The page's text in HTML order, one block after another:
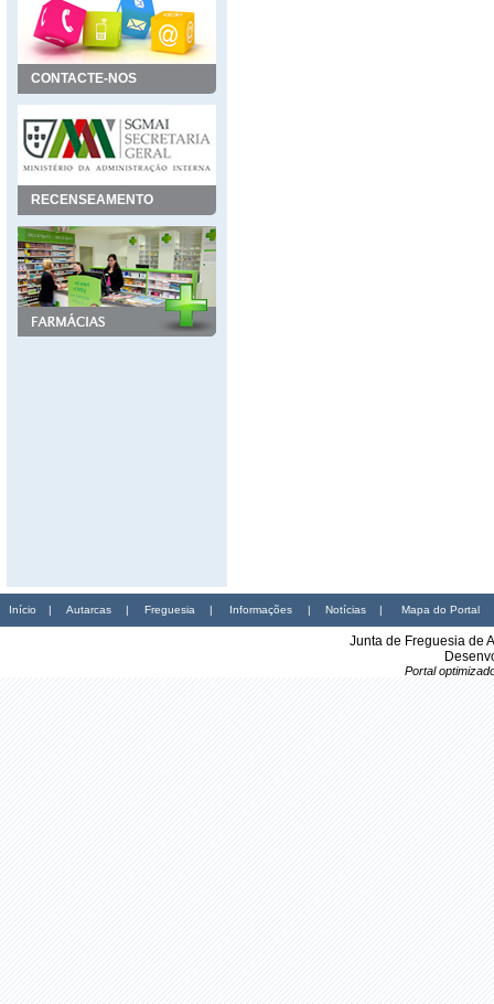
CONTACTE-NOS
RECENSEAMENTO
Início | Autarcas | Freguesia | Informações | Notícias | Mapa do Portal
Junta de Freguesia de
Portal